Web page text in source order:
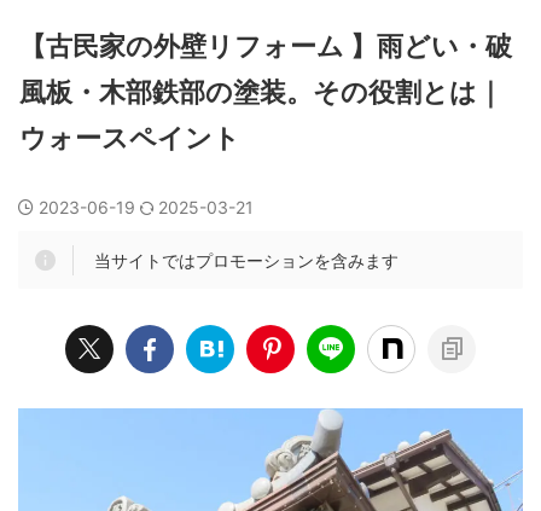
【古民家の外壁リフォーム 】雨どい・破
風板・木部鉄部の塗装。その役割とは｜
ウォースペイント
2023-06-19 2025-03-21
当サイトではプロモーションを含みます